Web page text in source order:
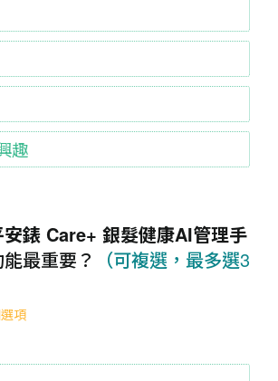
趣
安錶 Care+ 銀髮健康AI管理手
最重要？
（可複選，最多選3
項